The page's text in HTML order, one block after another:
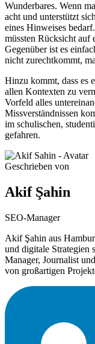
Wunderbares. Wenn
acht und unterstützt
eines Hinweises
müssten Rücksicht auf
Gegenüber ist es
nicht zurechtkommt,
Hinzu kommt, dass es
allen Kontexten zu
Vorfeld alles
Missverständnissen
im schulischen,
gefahren.
Geschrieben von
Akif Şahin
SEO-Manager
Akif Şahin aus
und digitale Strategien
Manager, Journalist
von großartigen